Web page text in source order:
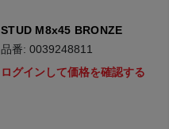
STUD M8x45 BRONZE
品番: 0039248811
ログインして価格を確認する